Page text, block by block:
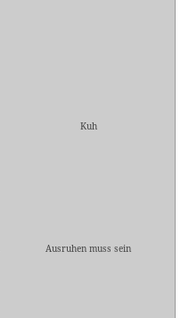
Kuh
Ausruhen muss sein